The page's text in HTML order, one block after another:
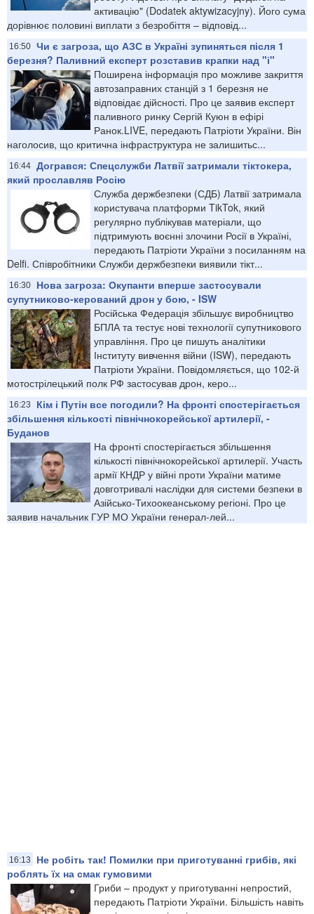
активацію" (Dodatek aktywizacyjny). Його сума
дорівнює половині виплати з безробіття – відповід...
16:50 Чи є загроза, що АЗС в Україні зупиняться після 1
березня? Паливний експерт розставив крапки над "і"
Поширена інформація про можливе закриття
автозаправних станцій з 1 березня не
відповідає дійсності. Про це заявив експерт
паливного ринку Сергій Куюн в ефірі
Ранок.LIVE, передають Патріоти України. Він
наголосив, що критична інфраструктура не залишитьс...
16:44 Догрався: Спецслужби Латвії затримали тіктокера,
який прославляв Росію
Служба держбезпеки (СДБ) Латвії затримала
користувача платформи TikTok, який
регулярно публікував матеріали, що
підтримують воєнні злочини Росії в Україні,
передають Патріоти України з посиланням на
Delfi. Співробітники Служби держбезпеки виявили тікт...
16:30
Нова загроза: Окупанти вперше застосували
супутниково-керований дрон у бою, - ISW
Російська Федерація збільшує виробництво
БПЛА та тестує нові технології супутникового
управління. Про це пишуть аналітики
Інституту вивчення війни (ISW), передають
Патріоти України. Повідомляється, що 102-й
мотострілецький полк РФ застосував дрон, керо...
16:23
Кім і Путін все погодили? На фронті спостерігається
збільшення кількості північнокорейської артилерії, -
Буданов
На фронті спостерігається збільшення
кількості північнокорейської артилерії. Участь
армії КНДР у війні проти України матиме
довготривалі наслідки для системи безпеки в
Азійсько-Тихоокеанському регіоні. Про це
заявив начальник ГУР МО України генерал-лей...
16:13
Не робіть так! Помилки при приготуванні грибів, які
роблять їх на смак гумовими
Гриби – продукт у приготуванні непростий,
передають Патріоти України. Більшість навіть